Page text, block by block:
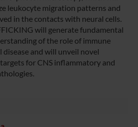
leukocyte migration patterns and
in the contacts with neural cells.
will generate fundamental
of the role of immune
disease and will unveil novel
for CNS inflammatory and